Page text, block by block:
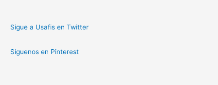
Sigue a Usafis en Twitter
Síguenos en Pinterest